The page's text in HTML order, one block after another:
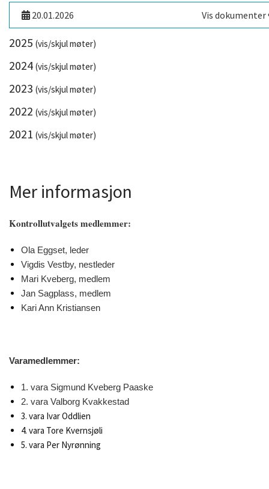
20.01.2026 Vis dokumenter
2025 (vis/skjul møter)
2024 (vis/skjul møter)
2023 (vis/skjul møter)
2022 (vis/skjul møter)
2021 (vis/skjul møter)
Mer informasjon
Kontrollutvalgets medlemmer:
Ola Eggset, leder
Vigdis Vestby, nestleder
Mari Kveberg, medlem
Jan Sagplass, medlem
Kari Ann Kristiansen
Varamedlemmer:
1. vara Sigmund Kveberg Paaske
2. vara Valborg Kvakkestad
3. vara Ivar Oddlien
4. vara Tore Kvernsjøli
5. vara Per Nyrønning